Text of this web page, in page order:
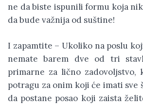
ne da biste ispunili formu koja
da bude važnija od suštine!
I zapamtite – Ukoliko na poslu
nemate barem dve od tri
primarne za lično
potragu za onim koji će imati sve
da postane posao koji zaista